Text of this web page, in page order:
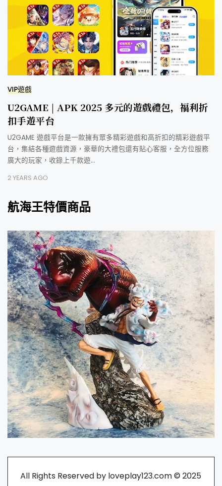
VIP遊戲
U2GAME | APK 2025 多元的遊戲禮包，福利折
扣手遊平台
U2GAME 遊戲平台是一款擁有眾多精彩遊戲和高折扣的精彩遊戲平
台，集結各種遊戲資源，豪華的大禮包還有貼心客服，全方位服務
廣大的玩家，收錄上千款遊…
2 YEARS AGO
航海王特價商品
All Rights Reserved by loveplay123.com © 2025